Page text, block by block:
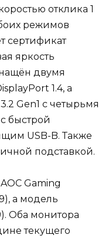
отклика 1
режимов
сертификат
яркость
двумя
1.4, а
Gen1 с четырьмя
быстрой
USB-B. Также
подставкой.
Gaming
а модель
Оба монитора
текущего